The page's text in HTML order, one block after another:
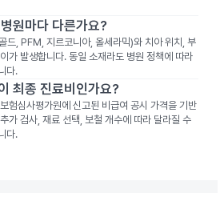
원마다 다른가요?
드, PFM, 지르코니아, 올세라믹)와 치아 위치, 부
가 발생합니다. 동일 소재라도 병원 정책에 따라
다.
최종 진료비인가요?
험심사평가원에 신고된 비급여 공시 가격을 기반
가 검사, 재료 선택, 보철 개수에 따라 달라질 수
다.